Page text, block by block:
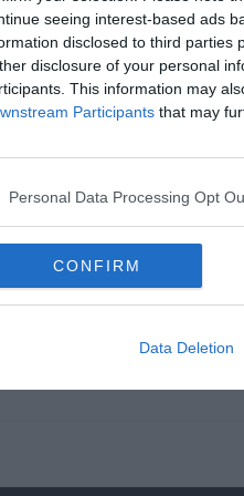
seeing interest-based ads
disclosed to third parties
disclosure of your personal
This information may
Participants that may
Personal Data Processing Opt
CONFIRM
Data Deletion
lesz a
legrosszabb idény volt az elmúlt